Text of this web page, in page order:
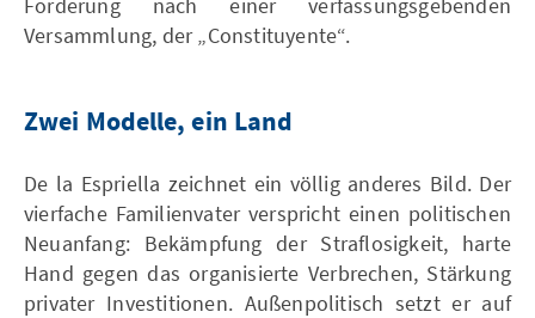
Versammlung, der „Constituyente“.
Zwei Modelle, ein Land
De la Espriella zeichnet ein völlig anderes Bild. Der
vierfache Familienvater verspricht einen politischen
Neuanfang: Bekämpfung der Straflosigkeit, harte
Hand gegen das organisierte Verbrechen, Stärkung
privater Investitionen. Außenpolitisch setzt er auf